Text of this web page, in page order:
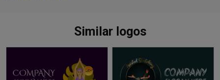
Similar logos